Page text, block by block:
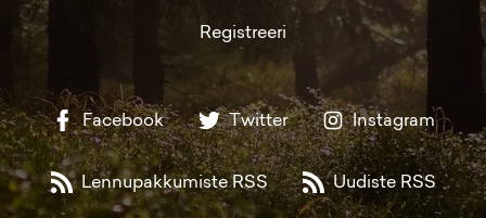
Registreeri
Facebook Twitter Instagram
Lennupakkumiste RSS Uudiste RSS